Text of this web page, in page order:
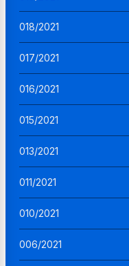
018/2021
017/2021
016/2021
015/2021
013/2021
011/2021
010/2021
006/2021